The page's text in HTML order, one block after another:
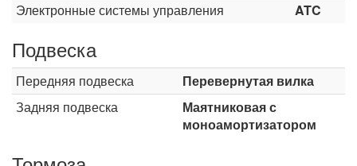
Электронные системы управления ATC
Подвеска
Передняя подвеска
Перевернутая вилка
Задняя подвеска
Маятниковая с
моноамортизатором